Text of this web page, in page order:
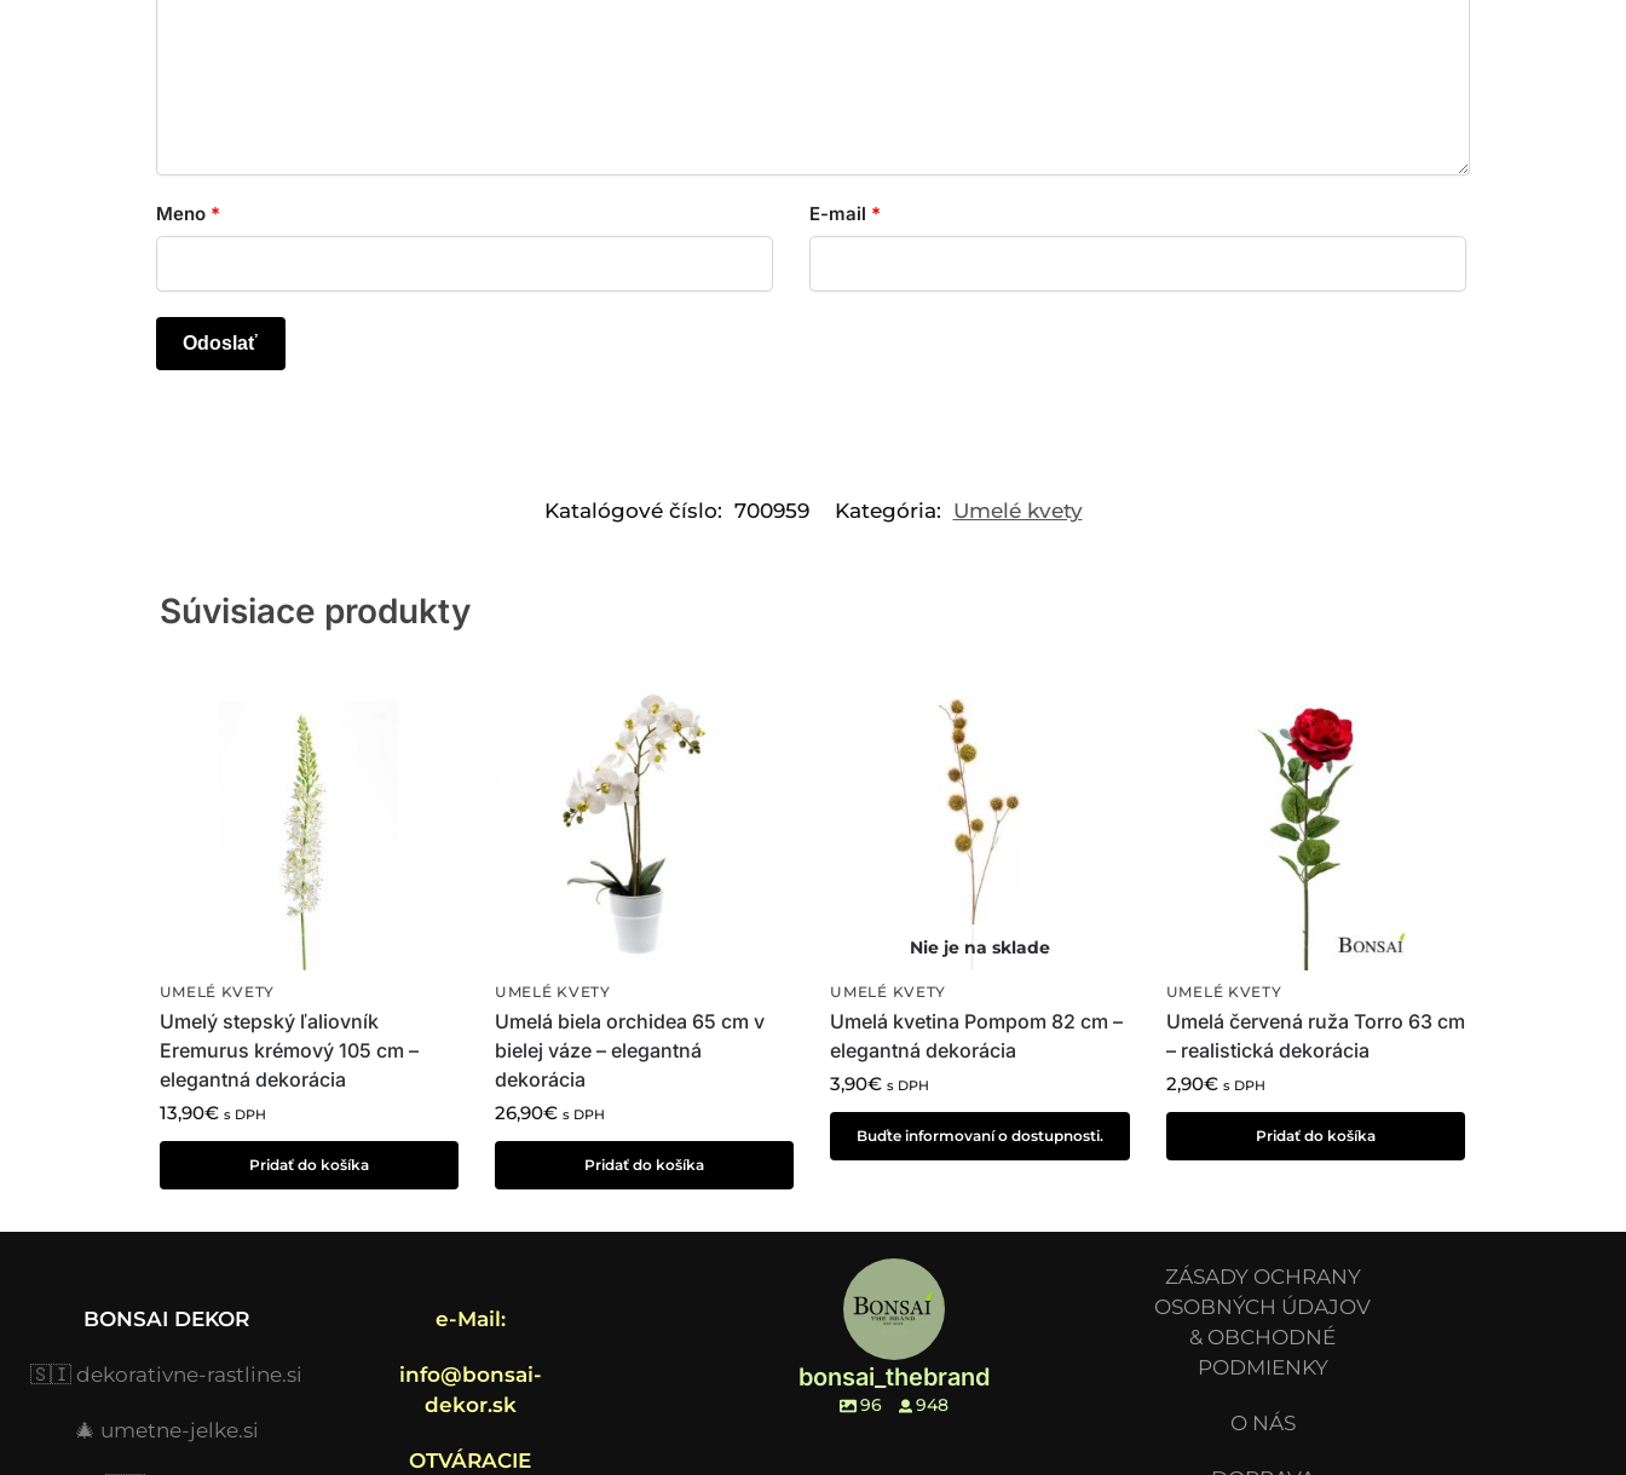
Meno * E-mail *
Katalógové číslo: 700959 Kategória: Umelé kvety
Súvisiace produkty
UMELÉ KVETY
Umelý stepský ľaliovník
Eremurus krémový 105 cm –
elegantná dekorácia
13,90€ s DPH
Pridať do košíka
UMELÉ KVETY
Umelá biela orchidea 65 cm v
bielej váze – elegantná
dekorácia
26,90€ s DPH
Pridať do košíka
UMELÉ KVETY
Umelá kvetina Pompom 82 cm –
elegantná dekorácia
3,90€ s DPH
Buďte informovaní o dostupnosti.
UMELÉ KVETY
Umelá červená ruža Torro 63 cm
– realistická dekorácia
2,90€ s DPH
Pridať do košíka
BONSAI DEKOR
🇸🇮 dekorativne-rastline.si
🎄 umetne-jelke.si
e-Mail:
info@bonsai-
dekor.sk
OTVÁRACIE
bonsai_thebrand
96 948
ZÁSADY OCHRANY
OSOBNÝCH ÚDAJOV
& OBCHODNÉ
PODMIENKY
O NÁS